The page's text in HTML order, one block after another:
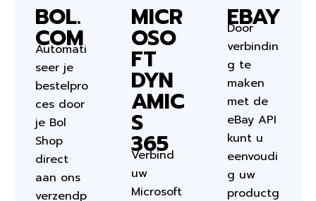
BOL.
COM
Automati
seer je
bestelpro
ces door
je Bol
Shop
direct
aan ons
verzendp
MICR
OSO
FT
DYN
AMIC
S
365
Verbind
uw
Microsoft
EBAY
Door
verbindin
g te
maken
met de
eBay API
kunt u
eenvoudi
g uw
productg